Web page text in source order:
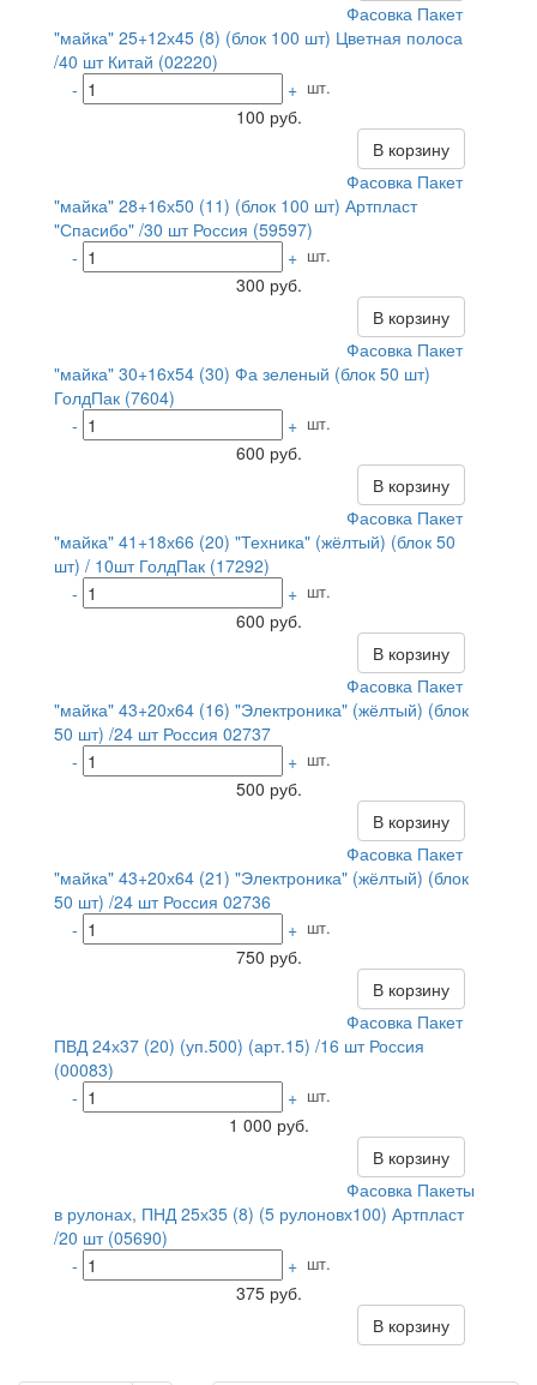
Фасовка Пакет
"майка" 25+12х45 (8) (блок 100 шт) Цветная полоса
/40 шт Китай (02220)
-
+ шт.
100 руб.
В корзину
Фасовка Пакет
"майка" 28+16х50 (11) (блок 100 шт) Артпласт
"Спасибо" /30 шт Россия (59597)
-
+ шт.
300 руб.
В корзину
Фасовка Пакет
"майка" 30+16x54 (30) Фа зеленый (блок 50 шт)
ГолдПак (7604)
-
+ шт.
600 руб.
В корзину
Фасовка Пакет
"майка" 41+18х66 (20) "Техника" (жёлтый) (блок 50
шт) / 10шт ГолдПак (17292)
-
+ шт.
600 руб.
В корзину
Фасовка Пакет
"майка" 43+20х64 (16) "Электроника" (жёлтый) (блок
50 шт) /24 шт Россия 02737
-
+ шт.
500 руб.
В корзину
Фасовка Пакет
"майка" 43+20х64 (21) "Электроника" (жёлтый) (блок
50 шт) /24 шт Россия 02736
-
+ шт.
750 руб.
В корзину
Фасовка Пакет
ПВД 24х37 (20) (уп.500) (арт.15) /16 шт Россия
(00083)
-
+ шт.
1 000 руб.
В корзину
Фасовка Пакеты
в рулонах, ПНД 25х35 (8) (5 рулоновх100) Артпласт
/20 шт (05690)
-
+ шт.
375 руб.
В корзину